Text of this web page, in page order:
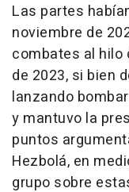
Las partes
noviembre de
combates al hilo
de 2023, si bien
lanzando
y mantuvo la
puntos
Hezbolá, en
grupo sobre